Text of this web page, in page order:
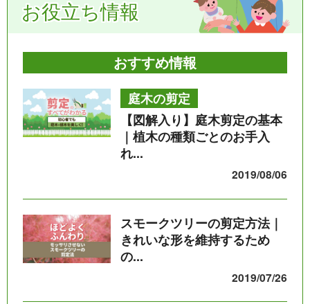
お役立ち情報
おすすめ情報
庭木の剪定
【図解入り】庭木剪定の基本
｜植木の種類ごとのお手入
れ...
2019/08/06
スモークツリーの剪定方法｜
きれいな形を維持するため
の...
2019/07/26